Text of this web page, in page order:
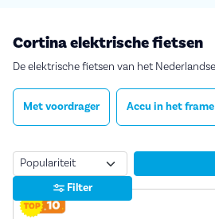
Cortina elektrische fietsen
Met voordrager Accu in het frame
Sorteren
Filter